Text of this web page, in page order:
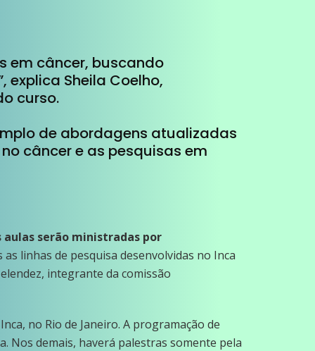
em câncer, buscando
Sheila Coelho,
curso.
de abordagens atualizadas
câncer e as pesquisas em
serão ministradas por
linhas de pesquisa desenvolvidas no Inca
integrante da comissão
no Rio de Janeiro. A programação de
Nos demais, haverá palestras somente pela